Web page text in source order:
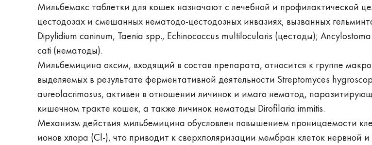
Мильбемакс таблетки для кошек назначают с лечебной и профилактической
цестодозах и смешанных нематодо-цестодозных инвазиях, вызванных
Dipylidium caninum, Taenia spp., Echinococcus multilocularis (цестоды);
cati (нематоды).
Мильбемицина оксим, входящий в состав препарата, относится к группе
выделяемых в результате ферментативной деятельности Streptomyces
aureolacrimosus, активен в отношении личинок и имаго нематод,
кишечном тракте кошек, а также личинок нематоды Dirofilaria immitis.
Механизм действия мильбемицина обусловлен повышением проницаемости
ионов хлора (Cl-), что приводит к сверхполяризации мембран клеток нервной